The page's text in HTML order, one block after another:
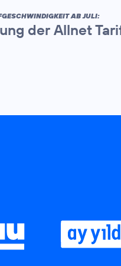
AB JULI:
der Allnet